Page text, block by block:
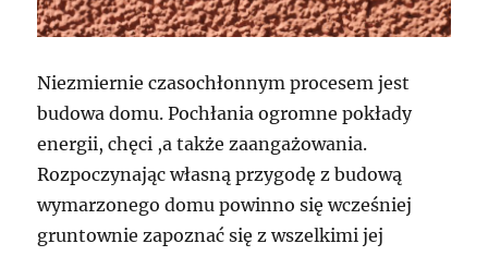
Niezmiernie czasochłonnym procesem jest
budowa domu. Pochłania ogromne pokłady
energii, chęci ,a także zaangażowania.
Rozpoczynając własną przygodę z budową
wymarzonego domu powinno się wcześniej
gruntownie zapoznać się z wszelkimi jej